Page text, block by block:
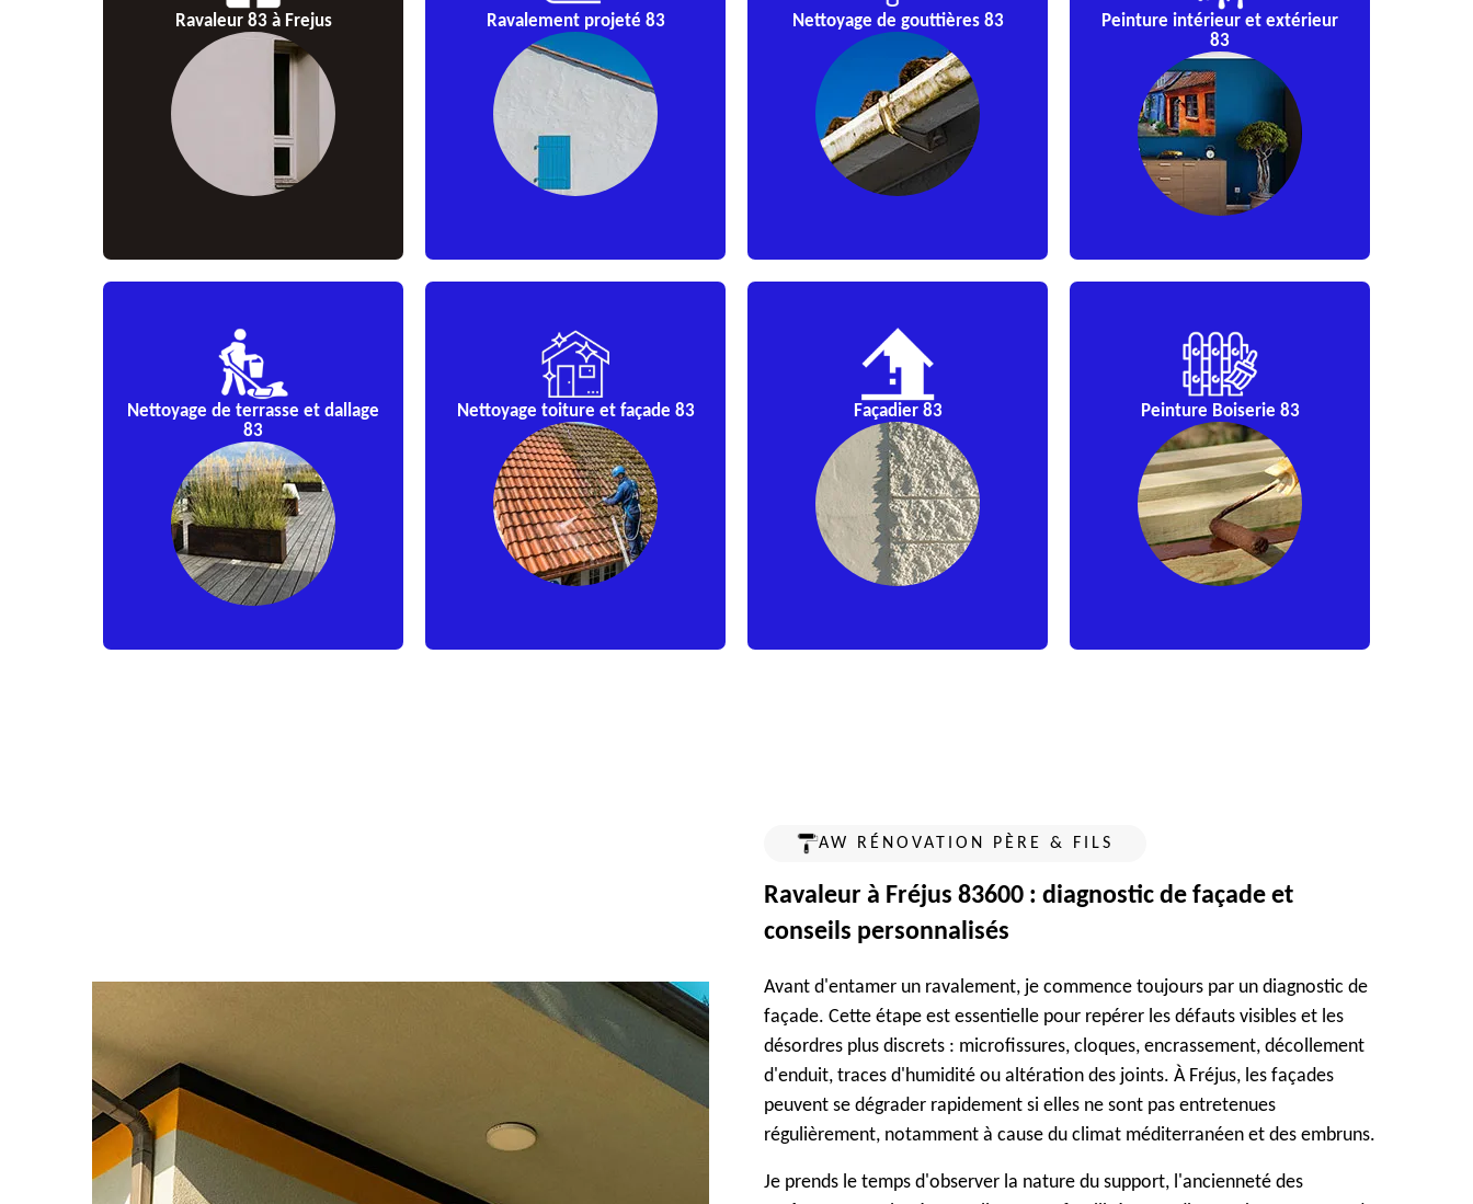
Ravaleur 83 à Frejus Ravalement projeté 83 Nettoyage de gouttières 83
Peinture intérieur et extérieur
83
Nettoyage de terrasse et dallage
83
Nettoyage toiture et façade 83 Façadier 83 Peinture Boiserie 83
AW RÉNOVATION PÈRE & FILS
Ravaleur à Fréjus 83600 : diagnostic de façade et
conseils personnalisés
Avant d'entamer un ravalement, je commence toujours par un diagnostic de
façade. Cette étape est essentielle pour repérer les défauts visibles et les
désordres plus discrets : microfissures, cloques, encrassement, décollement
d'enduit, traces d'humidité ou altération des joints. À Fréjus, les façades
peuvent se dégrader rapidement si elles ne sont pas entretenues
régulièrement, notamment à cause du climat méditerranéen et des embruns.
Je prends le temps d'observer la nature du support, l'ancienneté des